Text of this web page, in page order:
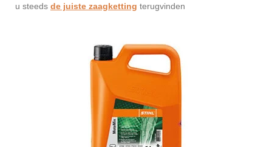
u steeds de juiste zaagketting terugvinden